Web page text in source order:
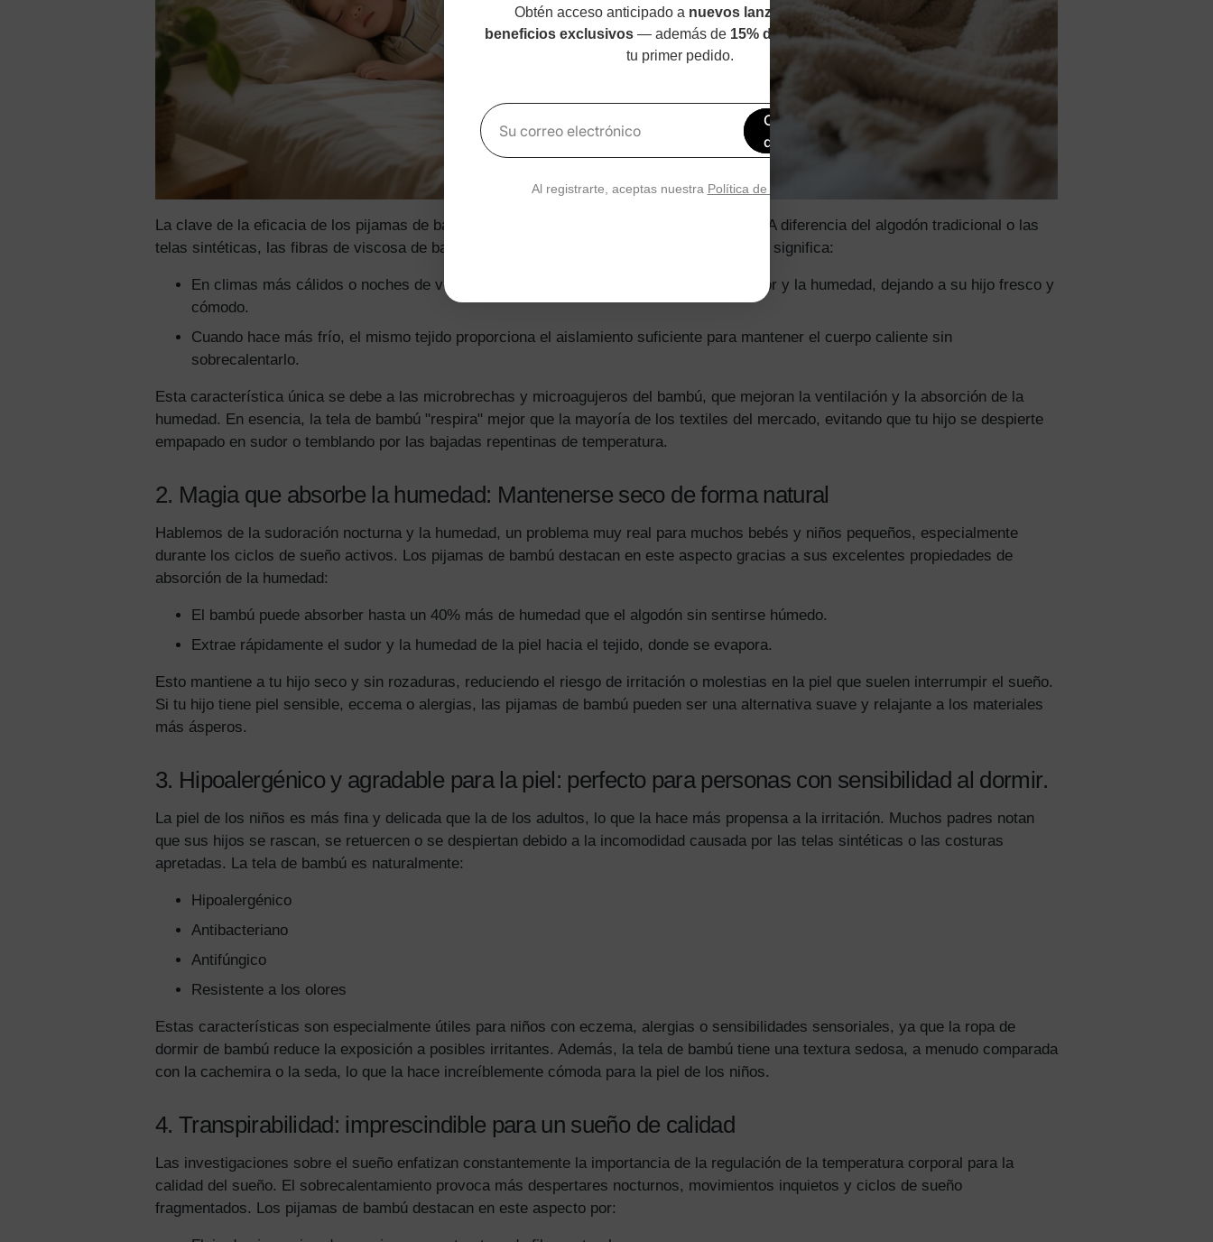
La clave de la eficacia de los pijamas de bambú reside en su capacidad termorreguladora. A diferencia del algodón tradicional o las
telas sintéticas, las fibras de viscosa de bambú se adaptan a la temperatura corporal. Esto significa:
En climas más cálidos o noches de verano, la tela de bambú ayuda a absorber el calor y la humedad, dejando a su hijo fresco y
cómodo.
Cuando hace más frío, el mismo tejido proporciona el aislamiento suficiente para mantener el cuerpo caliente sin
sobrecalentarlo.
Esta característica única se debe a las microbrechas y microagujeros del bambú, que mejoran la ventilación y la absorción de la
humedad. En esencia, la tela de bambú "respira" mejor que la mayoría de los textiles del mercado, evitando que tu hijo se despierte
empapado en sudor o temblando por las bajadas repentinas de temperatura.
2. Magia que absorbe la humedad: Mantenerse seco de forma natural
Hablemos de la sudoración nocturna y la humedad, un problema muy real para muchos bebés y niños pequeños, especialmente
durante los ciclos de sueño activos. Los pijamas de bambú destacan en este aspecto gracias a sus excelentes propiedades de
absorción de la humedad:
El bambú puede absorber hasta un 40% más de humedad que el algodón sin sentirse húmedo.
Extrae rápidamente el sudor y la humedad de la piel hacia el tejido, donde se evapora.
Esto mantiene a tu hijo seco y sin rozaduras, reduciendo el riesgo de irritación o molestias en la piel que suelen interrumpir el sueño.
Si tu hijo tiene piel sensible, eccema o alergias, las pijamas de bambú pueden ser una alternativa suave y relajante a los materiales
más ásperos.
3. Hipoalergénico y agradable para la piel: perfecto para personas con sensibilidad al dormir.
La piel de los niños es más fina y delicada que la de los adultos, lo que la hace más propensa a la irritación. Muchos padres notan
que sus hijos se rascan, se retuercen o se despiertan debido a la incomodidad causada por las telas sintéticas o las costuras
apretadas. La tela de bambú es naturalmente:
Hipoalergénico
Antibacteriano
Antifúngico
Resistente a los olores
Estas características son especialmente útiles para niños con eczema, alergias o sensibilidades sensoriales, ya que la ropa de
dormir de bambú reduce la exposición a posibles irritantes. Además, la tela de bambú tiene una textura sedosa, a menudo comparada
con la cachemira o la seda, lo que la hace increíblemente cómoda para la piel de los niños.
4. Transpirabilidad: imprescindible para un sueño de calidad
Las investigaciones sobre el sueño enfatizan constantemente la importancia de la regulación de la temperatura corporal para la
calidad del sueño. El sobrecalentamiento provoca más despertares nocturnos, movimientos inquietos y ciclos de sueño
fragmentados. Los pijamas de bambú destacan en este aspecto por:
Obtén acceso anticipado a nuevos lanzamientos y
beneficios exclusivos— además de 15% de descuento en
tu primer pedido.
Su correo electrónico
Obtén un 15%
de descuento
Al registrarte, aceptas nuestra Política de privacidad